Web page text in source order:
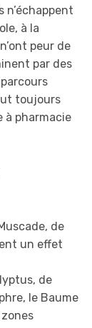
n’échappent
à la
peur de
par des
toujours
à pharmacie
de
un effet
de
le Baume